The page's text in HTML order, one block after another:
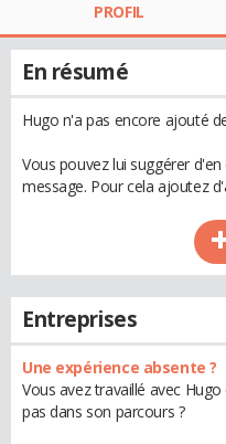
PROFIL
En résumé
Hugo n'a pas encore ajouté
Vous pouvez lui suggérer
message. Pour cela ajoutez
Entreprises
Une expérience absente ?
Vous avez travaillé avec
pas dans son parcours ?